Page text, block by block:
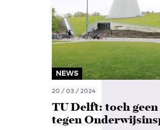
NEWS
20 / 03 / 2024
TU Delft: toch
tegen